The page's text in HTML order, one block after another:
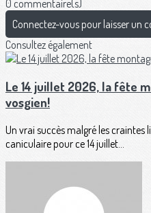
0 commentaire(s)
Connectez-vous pour laisser un
Consultez également
Le 14 juillet 2026, la fête
vosgien!
Un vrai succès malgré les craintes
caniculaire pour ce 14 juillet...